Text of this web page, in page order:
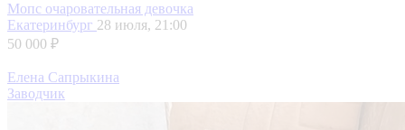
Мопс очаровательная девочка
Екатеринбург 28 июля, 21:00
50 000 ₽
Елена Сапрыкина
Заводчик